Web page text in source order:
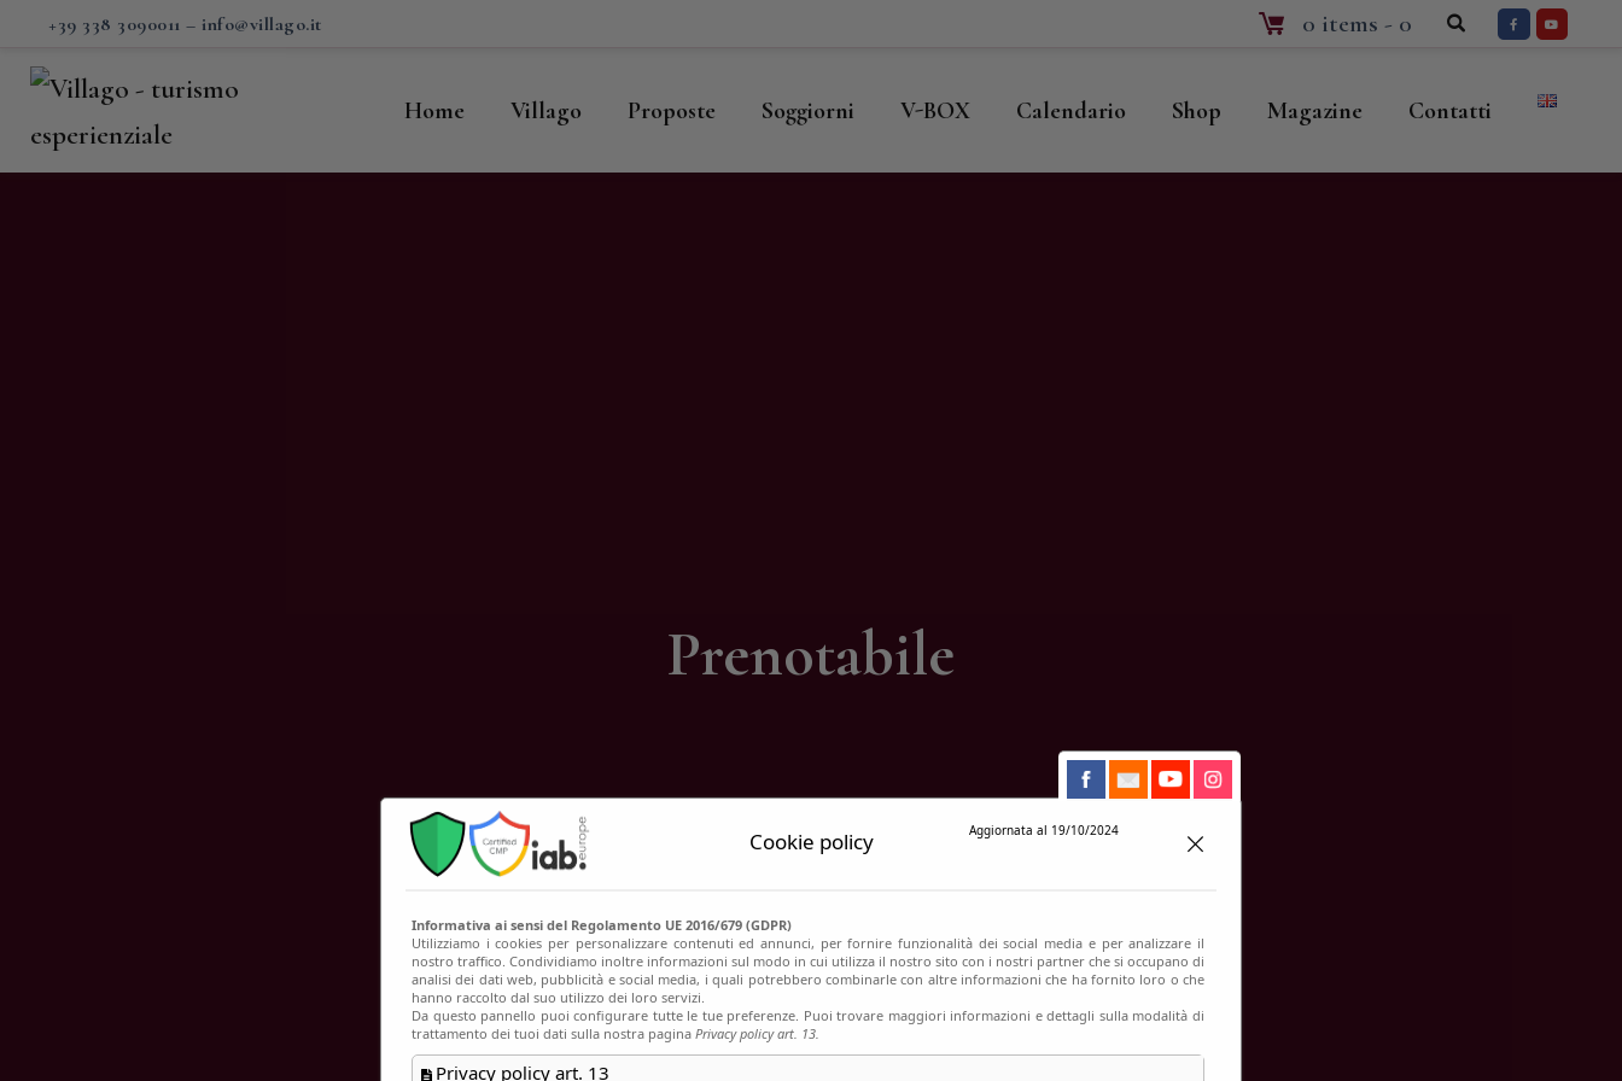
+39 338 3090011 – info@villago.it 0 items - 0
Home Villago Proposte Soggiorni V-BOX Calendario Shop Magazine Contatti
Prenotabile
Villago
Proposte
Cookie policy Aggiornata al 19/10/2024
Informativa ai sensi del Regolamento UE 2016/679 (GDPR)
Utilizziamo i cookies per personalizzare contenuti ed annunci, per fornire funzionalità dei social media e per analizzare il
nostro traffico. Condividiamo inoltre informazioni sul modo in cui utilizza il nostro sito con i nostri partner che si occupano di
analisi dei dati web, pubblicità e social media, i quali potrebbero combinarle con altre informazioni che ha fornito loro o che
hanno raccolto dal suo utilizzo dei loro servizi.
Da questo pannello puoi configurare tutte le tue preferenze. Puoi trovare maggiori informazioni e dettagli sulla modalità di
trattamento dei tuoi dati sulla nostra pagina Privacy policy art. 13.
Privacy policy art. 13